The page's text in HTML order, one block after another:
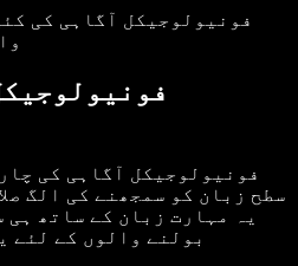
فونیولوجیکل آگاہی کی
فونیولوجیکل آگاہی کی
سطح زبان کو سمجھنے کی الگ
یہ مہارت زبان کے ساتھ